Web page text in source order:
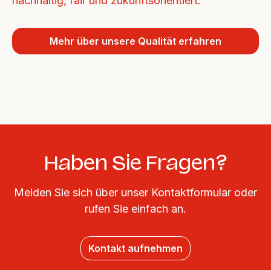
Mehr über unsere Qualität erfahren
Haben Sie Fragen?
Melden Sie sich über unser Kontaktformular oder
rufen Sie einfach an.
Kontakt aufnehmen